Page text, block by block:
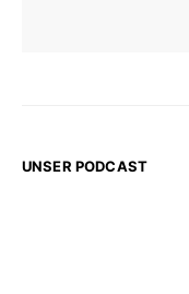
UNSER PODCAST